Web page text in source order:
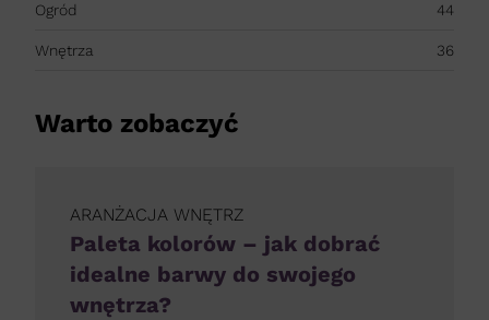
Ogród 44
Wnętrza 36
Warto zobaczyć
ARANŻACJA WNĘTRZ
Paleta kolorów – jak dobrać
idealne barwy do swojego
wnętrza?